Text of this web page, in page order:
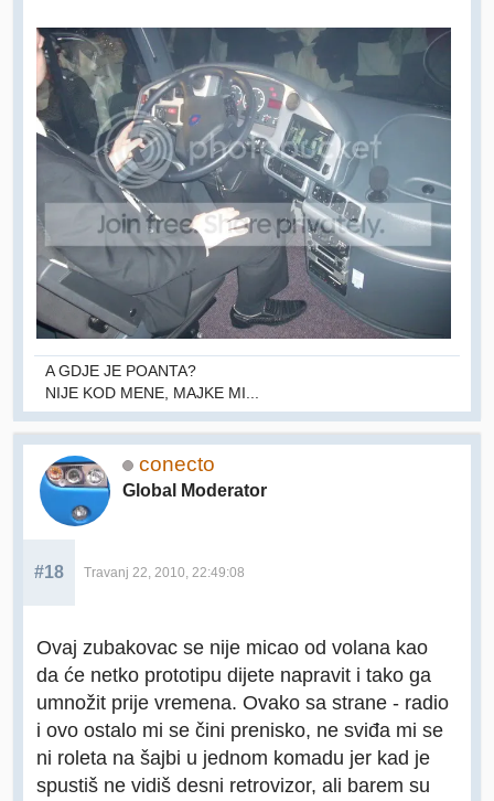
A GDJE JE POANTA?
NIJE KOD MENE, MAJKE MI...
conecto
Global Moderator
#18 Travanj 22, 2010, 22:49:08
Ovaj zubakovac se nije micao od volana kao
da će netko prototipu dijete napravit i tako ga
umnožit prije vremena. Ovako sa strane - radio
i ovo ostalo mi se čini prenisko, ne sviđa mi se
ni roleta na šajbi u jednom komadu jer kad je
spustiš ne vidiš desni retrovizor, ali barem su